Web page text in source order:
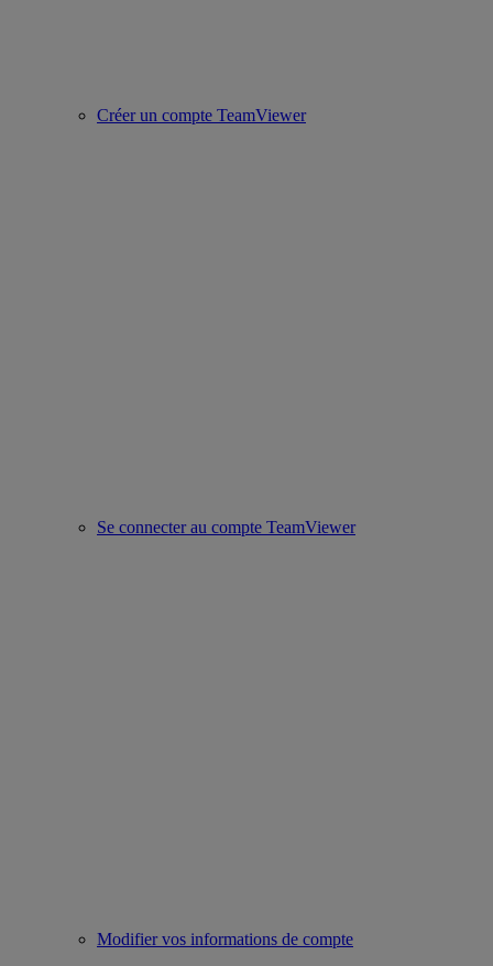
Créer un compte TeamViewer
Se connecter au compte TeamViewer
Modifier vos informations de compte